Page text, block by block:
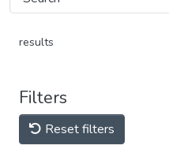
results
Filters
Reset filters